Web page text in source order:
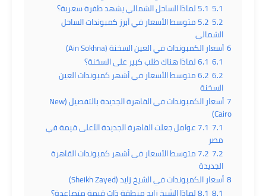
5.1 5.1 لماذا الساحل الشمالي يشهد طفرة سعرية؟
5.2
5.2 متوسط الأسعار في أبرز كمبوندات الساحل
الشمالي
6أسعار الكمبوندات في العين السخنة (Ain Sokhna)
6.1 6.1 لماذا هناك طلب كبير على السخنة؟
6.2
6.2 متوسط الأسعار في أشهر كمبوندات العين
السخنة
7
أسعار الكمبوندات في القاهرة الجديدة بالتفصيل (New
Cairo)
7.1
7.1 عوامل جعلت القاهرة الجديدة الأعلى قيمة في
مصر
7.2
7.2 متوسط الأسعار في أشهر كمبوندات القاهرة
الجديدة
8أسعار الكمبوندات في الشيخ زايد (Sheikh Zayed)
8.1 8.1 لماذا الشيخ زايد منطقة ذات قيمة متصاعدة؟